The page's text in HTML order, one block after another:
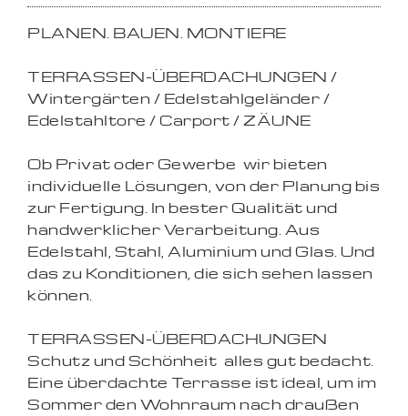
PLANEN. BAUEN. MONTIERE
TERRASSEN-ÜBERDACHUNGEN /
Wintergärten / Edelstahlgeländer /
Edelstahltore / Carport / ZÄUNE
Ob Privat oder Gewerbe  wir bieten
individuelle Lösungen, von der Planung bis
zur Fertigung. In bester Qualität und
handwerklicher Verarbeitung. Aus
Edelstahl, Stahl, Aluminium und Glas. Und
das zu Konditionen, die sich sehen lassen
können.
TERRASSEN-ÜBERDACHUNGEN
Schutz und Schönheit  alles gut bedacht.
Eine überdachte Terrasse ist ideal, um im
Sommer den Wohnraum nach draußen